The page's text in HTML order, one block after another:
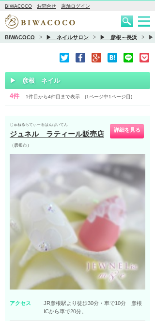
BIWACOCO お問合せ 店舗ログイン
BIWACOCO ▶ ネイルサロン ▶ 彦根～長浜 ▶
▶ 彦根 ネイル
4件 1件目から4件目まで表示 (1ページ中1ページ目)
じゅねるらてぃーるはんばいてん
ジュネル ラティール販売店
（彦根市）
詳細を見る
アクセス
JR彦根駅より徒歩30分・車で10分 彦根
ICから車で20分。